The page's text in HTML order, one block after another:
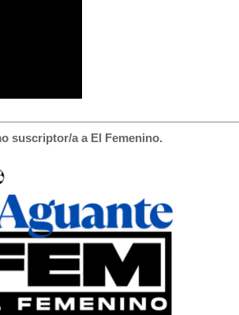
suscriptor/a a El Femenino.